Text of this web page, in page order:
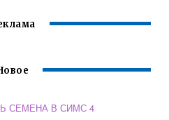
СЕМЕНА В СИМС 4